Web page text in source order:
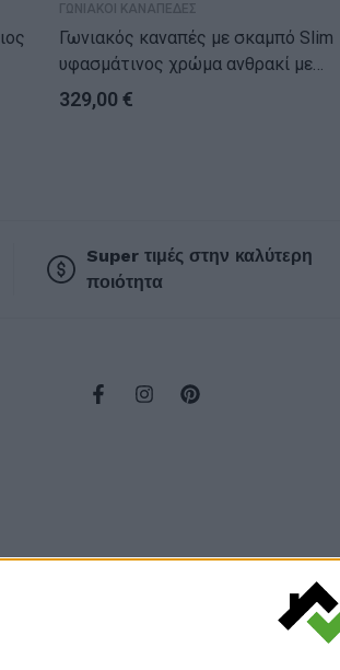
ΓΩΝΙΑΚΟΙ ΚΑΝΑΠΕΔΕΣ
Γωνιακός καναπές με σκαμπό Slim
υφασμάτινος χρώμα ανθρακί με
μαξιλάρια 185x140x70εκ
329,00 €
Super τιμές στην καλύτερη
ποιότητα